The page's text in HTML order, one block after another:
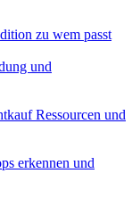
zu wem passt
und
Ressourcen und
erkennen und